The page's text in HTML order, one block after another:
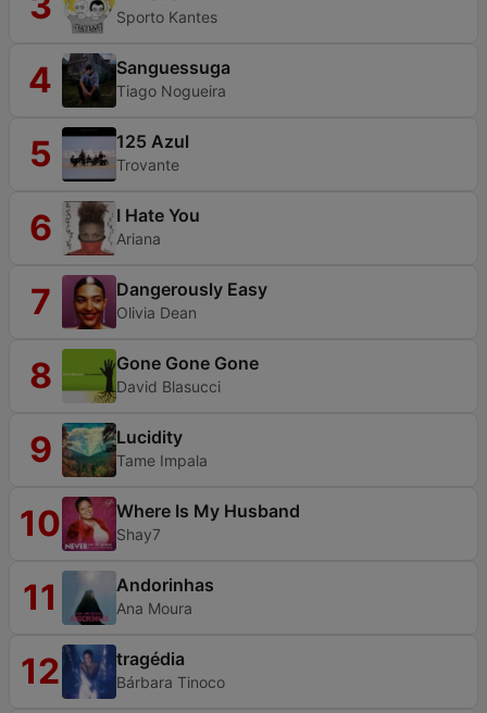
Sporto Kantes
4 Sanguessuga
Tiago Nogueira
5 125 Azul
Trovante
6 I Hate You
Ariana
7 Dangerously Easy
Olivia Dean
8 Gone Gone Gone
David Blasucci
9 Lucidity
Tame Impala
10 Where Is My Husband
Shay7
11 Andorinhas
Ana Moura
12 tragédia
Bárbara Tinoco